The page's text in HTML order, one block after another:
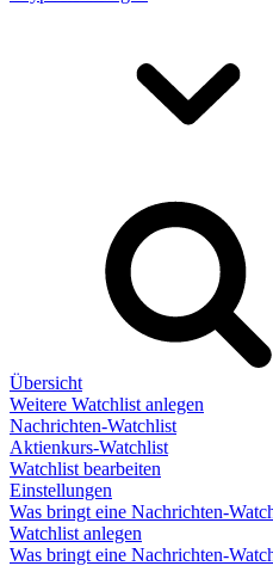
Übersicht
Weitere Watchlist anlegen
Nachrichten-Watchlist
Aktienkurs-Watchlist
Watchlist bearbeiten
Einstellungen
Was bringt eine Nachrichten-
Watchlist anlegen
Was bringt eine Nachrichten-